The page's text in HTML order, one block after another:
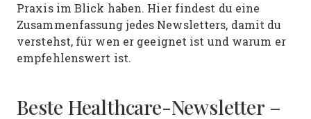
Praxis im Blick haben. Hier findest du eine
Zusammenfassung jedes Newsletters, damit du
verstehst, für wen er geeignet ist und warum er
empfehlenswert ist.
Beste Healthcare-Newsletter –